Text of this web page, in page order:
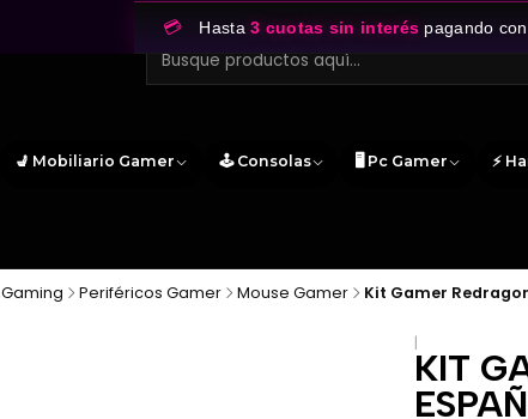
💺 Mobiliario Gamer 🕹️ Consolas 🖥️ Pc Gamer ⚡
💳 Hasta3 cuotas sin interés pagando
Gaming Periféricos Gamer Mouse Gamer Kit Gamer
|
KIT